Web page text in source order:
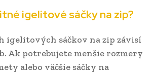
igelitové sáčky na zip?
igelitových sáčkov na zip závisí
Ak potrebujete menšie rozmery
alebo väčšie sáčky na